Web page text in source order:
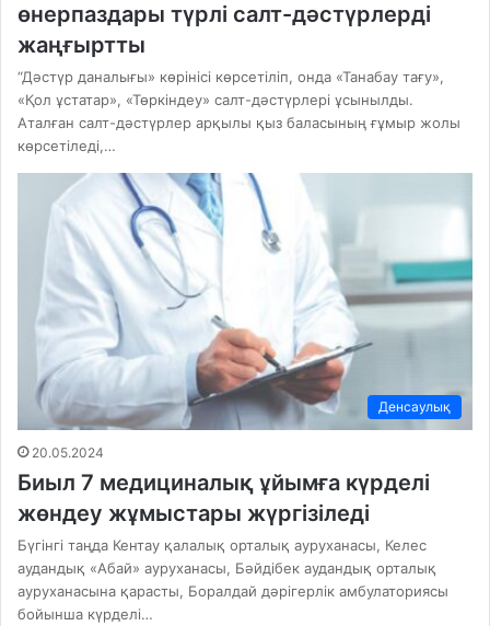
өнерпаздары түрлі салт-дәстүрлерді
жаңғыртты
“Дәстүр даналығы» көрінісі көрсетіліп, онда «Танабау тағу»,
«Қол ұстатар», «Төркіндеу» салт-дәстүрлері ұсынылды.
Аталған салт-дәстүрлер арқылы қыз баласының ғұмыр жолы
көрсетіледі,…
Денсаулық
20.05.2024
Биыл 7 медициналық ұйымға күрделі
жөндеу жұмыстары жүргізіледі
Бүгінгі таңда Кентау қалалық орталық ауруханасы, Келес
аудандық «Абай» ауруханасы, Бәйдібек аудандық орталық
ауруханасына қарасты, Боралдай дәрігерлік амбулаториясы
бойынша күрделі…